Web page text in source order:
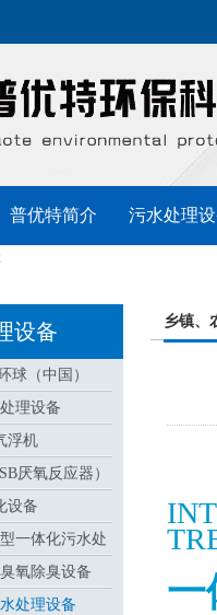
普优特简介 污水处理
设备
球（中国）
理设备
浮机
厌氧反应器）
设备
一体化污水处
氧除臭设备
处理设备
乡镇、
一